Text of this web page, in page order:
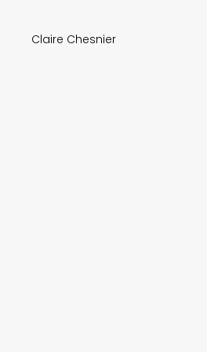
Claire Chesnier